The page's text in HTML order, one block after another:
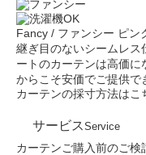
Fancy / ファンシー ピン
継ぎ目のないシームレス
ートのカーテンは高価
からこそ安価でご提供で
カーテンの採寸方法はこ
サービスService
カーテンご購入前のご